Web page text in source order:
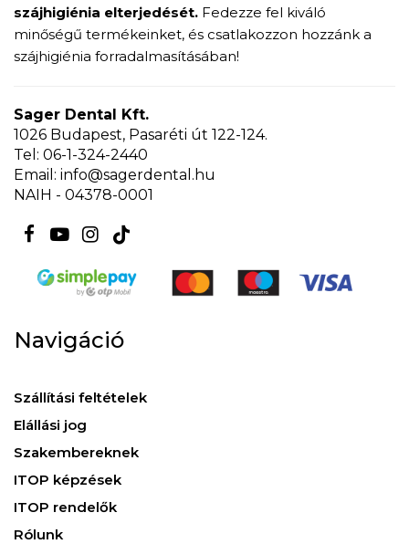
szájhigiénia elterjedését. Fedezze fel kiváló
minőségű termékeinket, és csatlakozzon hozzánk a
szájhigiénia forradalmasításában!
Sager Dental Kft.
1026 Budapest, Pasaréti út 122-124.
Tel: 06-1-324-2440
Email: info@sagerdental.hu
NAIH - 04378-0001
Navigáció
Szállítási feltételek
Elállási jog
Szakembereknek
ITOP képzések
ITOP rendelők
Rólunk